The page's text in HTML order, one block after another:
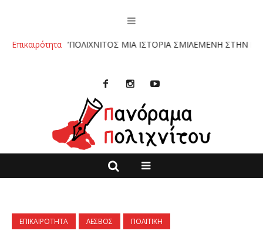
Επικαιρότητα
:”ΠΟΛΙΧΝΙΤΟΣ ΜΙΑ ΙΣΤΟΡΙΑ ΣΜΙΛΕΜΕΝΗ ΣΤΗΝ ΠΕΤΡΑ”
ΕΠΙΚΑΙΡΟΤΗΤΑ ΛΕΣΒΟΣ ΠΟΛΙΤΙΚΗ